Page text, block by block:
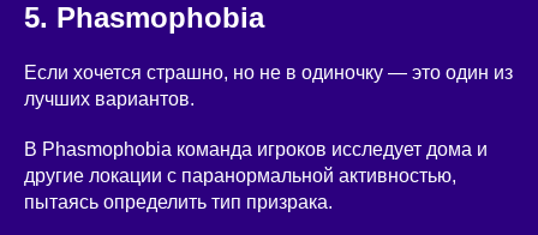
5. Phasmophobia
Если хочется страшно, но не в одиночку — это один из
лучших вариантов.
В Phasmophobia команда игроков исследует дома и
другие локации с паранормальной активностью,
пытаясь определить тип призрака.